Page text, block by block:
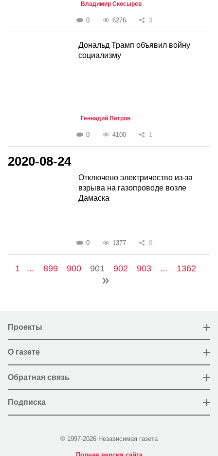
Владимир Скосырев
0 6276 3
Дональд Трамп объявил войну
социализму
Геннадий Петров
0 4100 1
2020-08-24
Отключено электричество из-за
взрыва на газопроводе возле
Дамаска
0 1377 0
1 ... 899 900 901 902 903 ... 1362
Проекты
О газете
Обратная связь
Подписка
© 1997-2026 Независимая газета